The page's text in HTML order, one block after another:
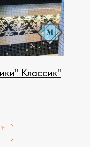
Классик"